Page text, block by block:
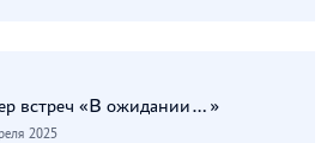
встреч «В ожидании…»
2025